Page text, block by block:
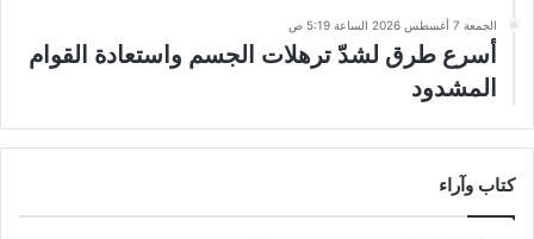
الجمعة 7 أغسطس 2026 الساعة 5:19 ص
أسرع طرق لشدّ ترهلات الجسم واستعادة القوام
المشدود
كتاب وآراء